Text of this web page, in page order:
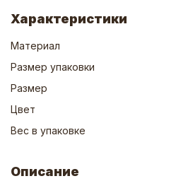
Характеристики
Материал
Размер упаковки
Размер
Цвет
Вес в упаковке
Описание